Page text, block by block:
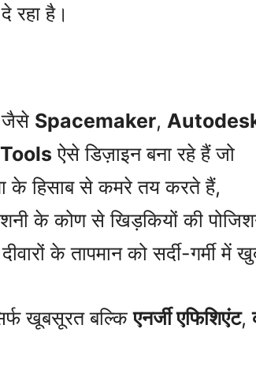
रहा है।
जैसे Spacemaker,
ऐसे डिज़ाइन बना रहे हैं जो
के हिसाब से कमरे तय करते हैं,
के कोण से खिड़कियों की
के तापमान को सर्दी-गर्मी में
खूबसूरत बल्किएनर्जी एफिशिएंट,